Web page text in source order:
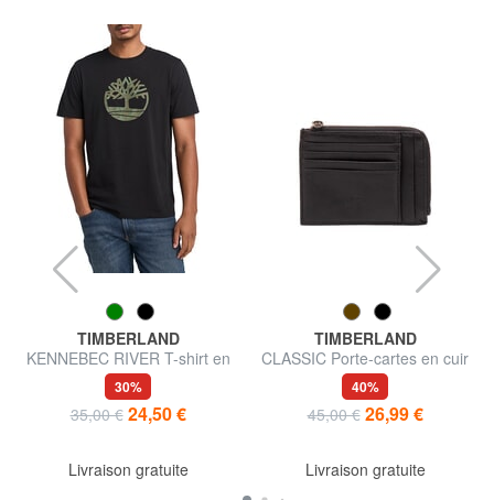
TIMBERLAND
KENNEBEC RIVER T-shirt en
coton
30%
35,00 € 24,50 €
Livraison gratuite
TIMBERLAND
CLASSIC Porte-cartes en cuir
avec porte-monnaie
40%
45,00 € 26,99 €
Livraison gratuite